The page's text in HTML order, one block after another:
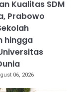
Kualitas SDM
Prabowo
hingga
06, 2026